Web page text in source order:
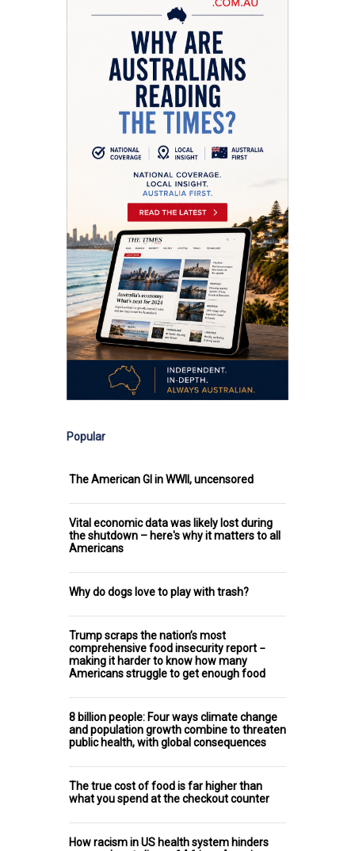
Popular
The American GI in WWII, uncensored
Vital economic data was likely lost during
the shutdown – here's why it matters to all
Americans
Why do dogs love to play with trash?
Trump scraps the nation’s most
comprehensive food insecurity report −
making it harder to know how many
Americans struggle to get enough food
8 billion people: Four ways climate change
and population growth combine to threaten
public health, with global consequences
The true cost of food is far higher than
what you spend at the checkout counter
How racism in US health system hinders